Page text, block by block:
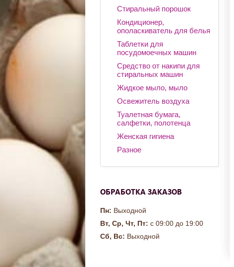
Стиральный порошок
Кондиционер,
ополаскиватель для белья
Таблетки для
посудомоечных машин
Средство от накипи для
стиральных машин
Жидкое мыло, мыло
Освежитель воздуха
Туалетная бумага,
салфетки, полотенца
Женская гигиена
Разное
ОБРАБОТКА ЗАКАЗОВ
Пн: Выходной
Вт, Ср, Чт, Пт: с 09:00 до 19:00
Сб, Вс: Выходной